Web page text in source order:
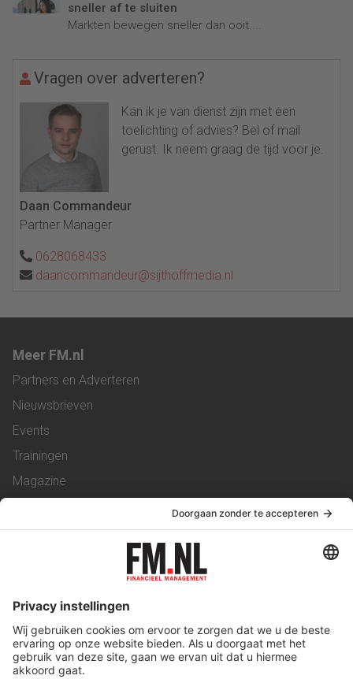
sneller af te sluiten
Markten bewegen sneller dan ooit....
Vragen over adverteren?
Kan ik je van dienst zijn met een
toelichting of advies? Bel of mail
gerust. Ik neem graag de tijd voor je.
Daan Commandeur
Partner Manager
0628068433
daancommandeur@sijthoffmedia.nl
Meer FM.nl
Partners en Adverteren
Nieuwsbrieven
Events
Trainingen
Magazine
Service & Contact
Werken bij ons
Privacy Statement
Algemene Voorwaarden